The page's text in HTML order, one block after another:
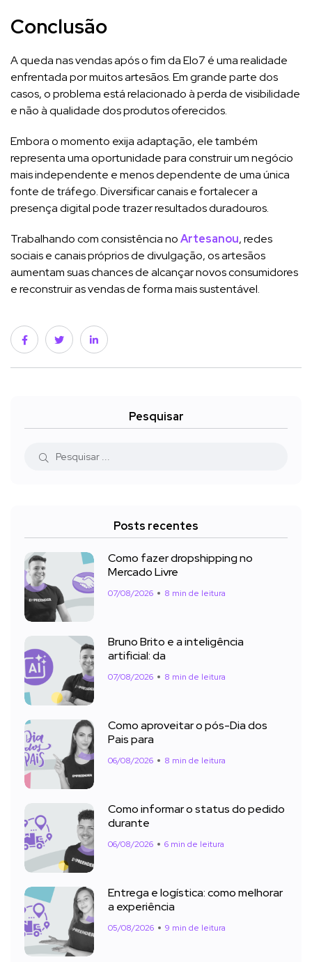
Conclusão
A queda nas vendas após o fim da Elo7 é uma realidade
enfrentada por muitos artesãos. Em grande parte dos
casos, o problema está relacionado à perda de visibilidade
e não à qualidade dos produtos oferecidos.
Embora o momento exija adaptação, ele também
representa uma oportunidade para construir um negócio
mais independente e menos dependente de uma única
fonte de tráfego. Diversificar canais e fortalecer a
presença digital pode trazer resultados duradouros.
Trabalhando com consistência noArtesanou, redes
sociais e canais próprios de divulgação, os artesãos
aumentam suas chances de alcançar novos consumidores
e reconstruir as vendas de forma mais sustentável.
Pesquisar
Posts recentes
Como fazer dropshipping no
Mercado Livre
07/08/2026 8 min de leitura
Bruno Brito e a inteligência
artificial: da
07/08/2026 8 min de leitura
Como aproveitar o pós-Dia dos
Pais para
06/08/2026 8 min de leitura
Como informar o status do pedido
durante
06/08/2026 6 min de leitura
Entrega e logística: como melhorar
a experiência
05/08/2026 9 min de leitura